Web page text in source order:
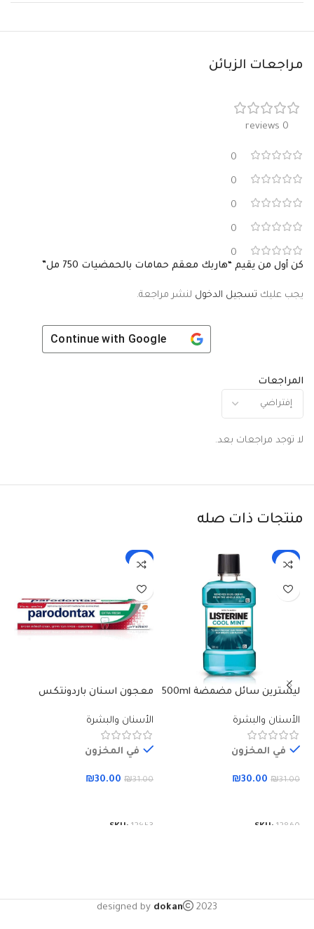
مراجعات الزبائن
0 reviews
0
0
0
0
0
المراجعات
لا توجد مراجعات بعد.
كن أول من يقيم “هاربك معقم حمامات بالحمضيات 750 مل”
يجب عليك تسجيل الدخول لنشر مراجعة.
Continue with Google
منتجات ذات صله
ليسترين سائل مضمضة 500ml
الأسنان والبشرة
في المخزون
₪31.00
₪30.00
SKU: 12860
معجون اسنان باردونتكس
الأسنان والبشرة
في المخزون
₪31.00
₪30.00
SKU: 12853
designed by dokan 2023